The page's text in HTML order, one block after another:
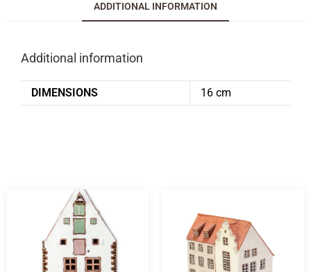
ADDITIONAL INFORMATION
Additional information
DIMENSIONS 16 cm